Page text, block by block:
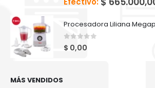
Procesadora Liliana
0 out of 5
$ 0,00
MÁS VENDIDOS